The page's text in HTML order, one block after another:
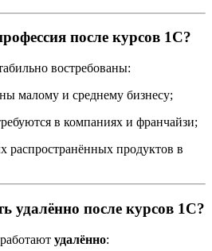
после курсов 1С?
востребованы:
малому и среднему бизнесу;
в компаниях и франчайзи;
продуктов в
удалённо после курсов 1С?
удалённо: